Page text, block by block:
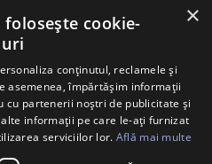
×
cookie-
uri
conținutul, reclamele și
asemenea, împărtășim informații
cu partenerii noștri de publicitate și
informații pe care le-ați furnizat
serviciilor lor. Află mai multe